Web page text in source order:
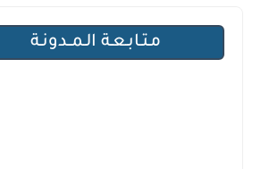
مـتـابـعـة الـمــدونـة